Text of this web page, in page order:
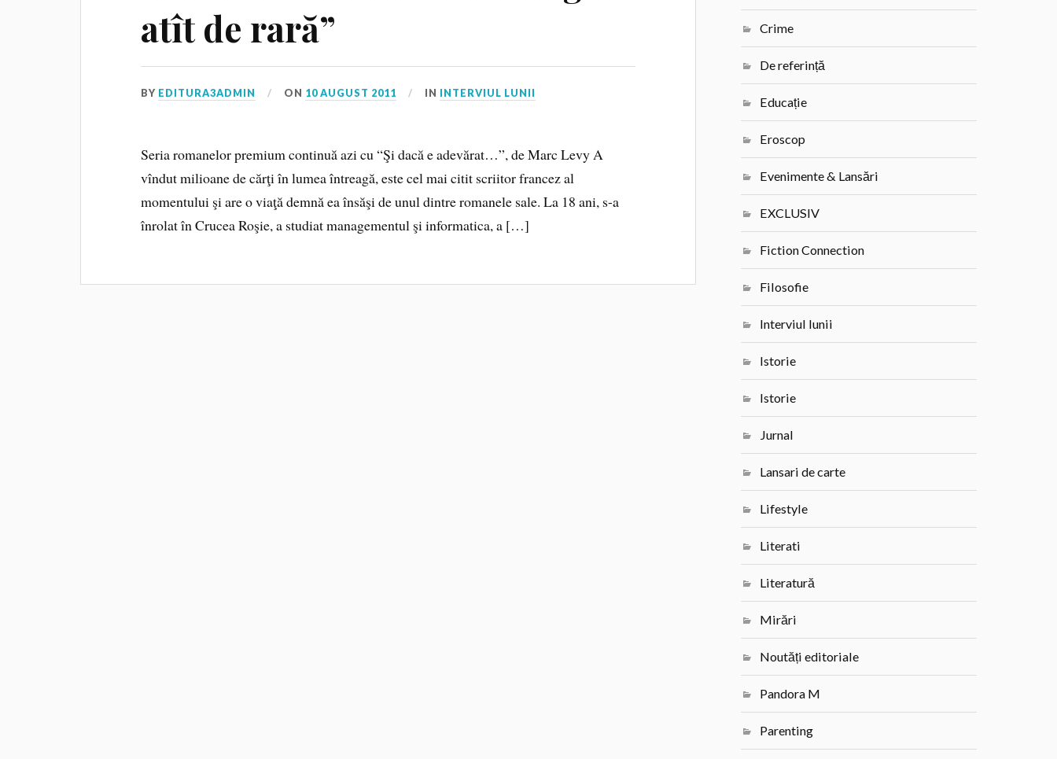
atît de rară”
BY EDITURA3ADMIN ON 10 AUGUST 2011 IN INTERVIUL LUNII
Seria romanelor premium continuă azi cu “Şi dacă e adevărat…”, de Marc Levy A
vîndut milioane de cărţi în lumea întreagă, este cel mai citit scriitor francez al
momentului şi are o viaţă demnă ea însăşi de unul dintre romanele sale. La 18 ani, s-a
înrolat în Crucea Roşie, a studiat managementul şi informatica, a […]
Crime
De referință
Educație
Eroscop
Evenimente & Lansări
EXCLUSIV
Fiction Connection
Filosofie
Interviul lunii
Istorie
Istorie
Jurnal
Lansari de carte
Lifestyle
Literati
Literatură
Mirări
Noutăți editoriale
Pandora M
Parenting